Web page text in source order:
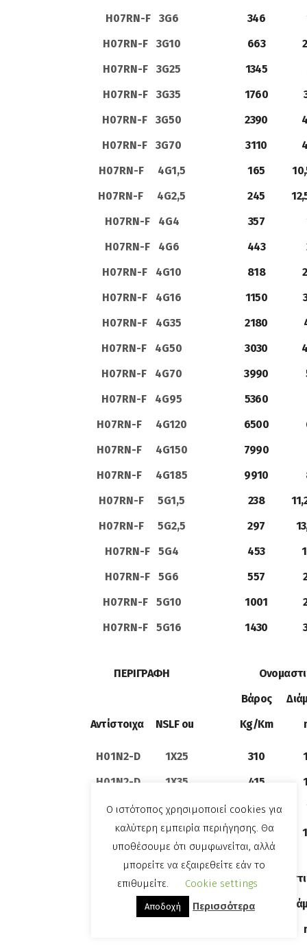
H07RN-F 3G6
346
H07RN-F 3G10
663
H07RN-F 3G25
1345
H07RN-F 3G35
1760
H07RN-F 3G50
2390
H07RN-F 3G70
3110
H07RN-F 4G1,5
165
H07RN-F 4G2,5
245
H07RN-F 4G4
357
H07RN-F 4G6
443
H07RN-F 4G10
818
H07RN-F 4G16
1150
H07RN-F 4G35
2180
H07RN-F 4G50
3030
H07RN-F 4G70
3990
H07RN-F 4G95
5360
H07RN-F 4G120
6500
H07RN-F 4G150
7990
H07RN-F 4G185
9910
H07RN-F 5G1,5
238
H07RN-F 5G2,5
297
H07RN-F 5G4
453
H07RN-F 5G6
557
H07RN-F 5G10
1001
H07RN-F 5G16
1430
ΠΕΡΙΓΡΑΦΗ
Βάρος
Αντίστοιχα NSLF ou
Kg/Km
H01N2-D 1X25 310
H01N2-D 1X35
415
H01N2-D 1X50
575
H01N2-D 1X70
790
ΠΕΡΙΓΡΑΦΗ
Βάρος
Ο ιστότοπος χρησιμοποιεί cookies για
καλύτερη εμπειρία περιήγησης. Θα
υποθέσουμε ότι συμφωνείται, αλλά
μπορείτε να εξαιρεθείτε εάν το
επιθυμείτε.
Cookie settings
Αποδοχή Περισσότερα